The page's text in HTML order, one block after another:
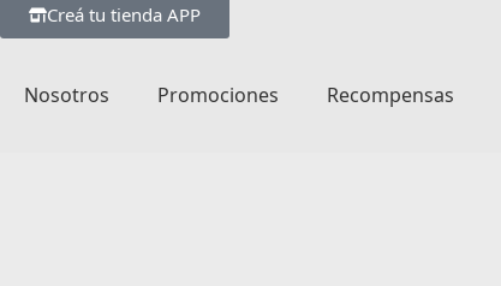
Creá tu tienda APP
Nosotros Promociones Recompensas